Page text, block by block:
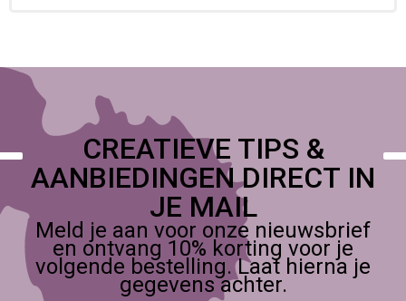
CREATIEVE TIPS &
AANBIEDINGEN DIRECT IN
JE MAIL
Meld je aan voor onze nieuwsbrief
en ontvang 10% korting voor je
volgende bestelling. Laat hierna je
gegevens achter.